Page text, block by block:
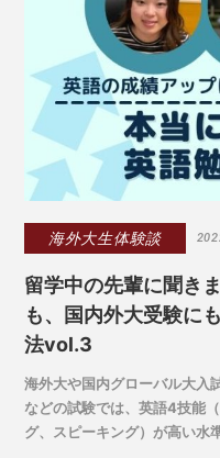
海外大生体験談
留学中の先輩に聞き
も、国内外大受験に
法vol.3
海外大や国内グローバル大入
などの試験では、英語4技能
グ、スピーキング）が高い水